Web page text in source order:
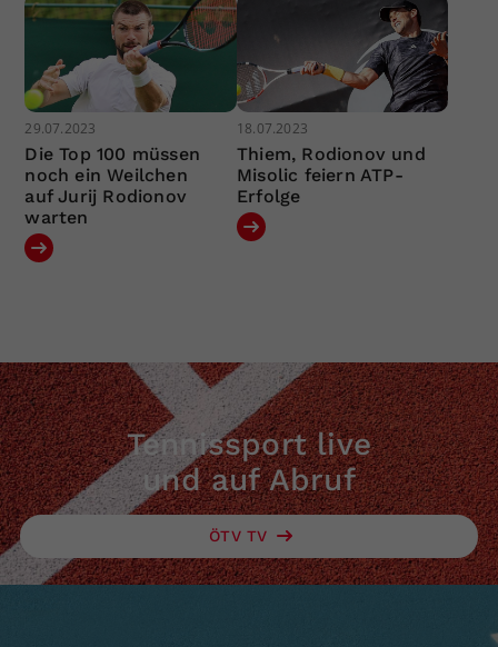
29.07.2023
Die Top 100 müssen
noch ein Weilchen
auf Jurij Rodionov
warten
18.07.2023
Thiem, Rodionov und
Misolic feiern ATP-
Erfolge
Tennissport live
und auf Abruf
ÖTV TV